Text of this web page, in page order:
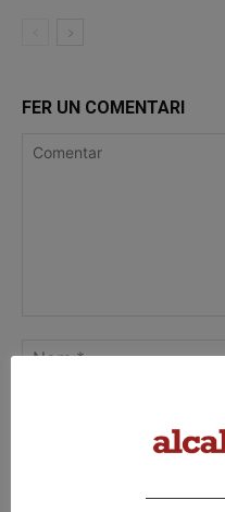
FER UN COMENTARI